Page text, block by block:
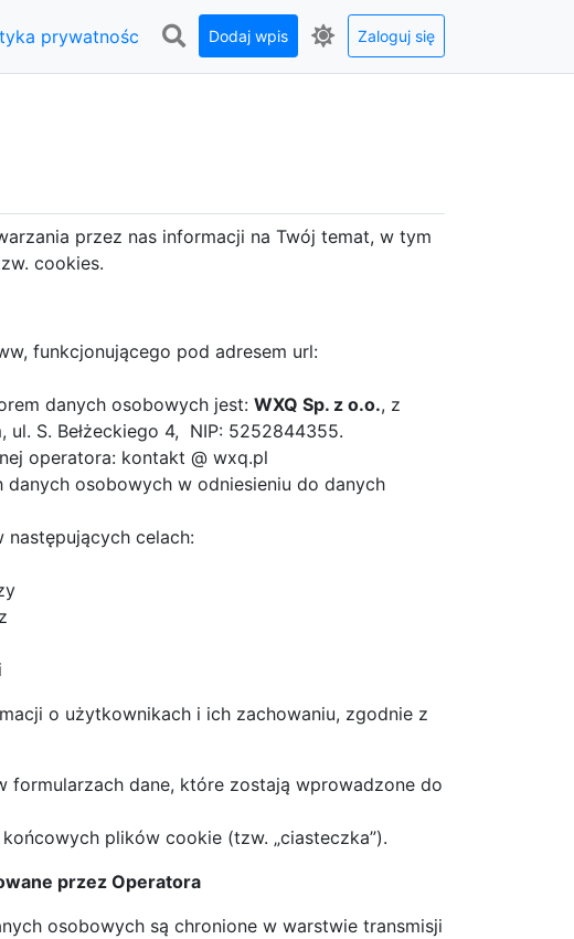
prywatnośc Dodaj wpis Zaloguj się
przez nas informacji na Twój temat, w tym
cookies.
funkcjonującego pod adresem url:
danych osobowych jest: WXQ Sp. z o.o., z
S. Bełżeckiego 4, NIP: 5252844355.
operatora: kontakt @ wxq.pl
osobowych w odniesieniu do danych
celach:
o użytkownikach i ich zachowaniu, zgodnie z
formularzach dane, które zostają wprowadzone do
plików cookie (tzw. „ciasteczka”).
przez Operatora
osobowych są chronione w warstwie transmisji